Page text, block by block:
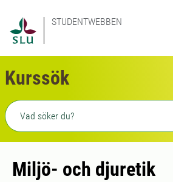
STUDENTWEBBEN
Kurssök
Fritext sökning
Miljö- och djuretik